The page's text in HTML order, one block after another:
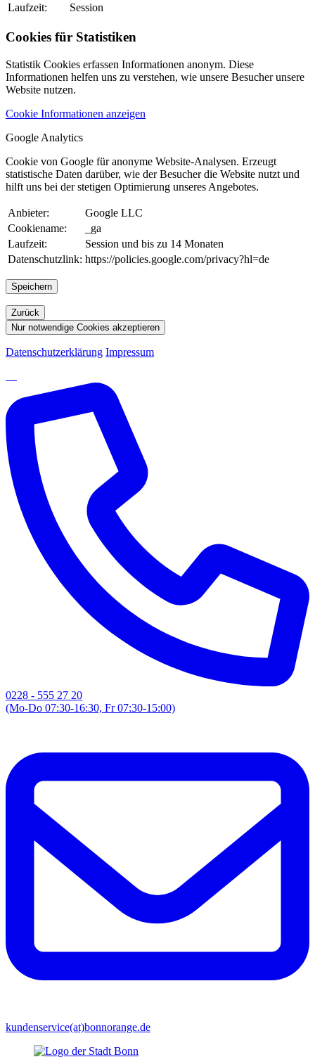
Laufzeit:
Session
Cookies für Statistiken
Statistik Cookies erfassen Informationen anonym. Diese
Informationen helfen uns zu verstehen, wie unsere Besucher unsere
Website nutzen.
Cookie Informationen anzeigen
Google Analytics
Cookie von Google für anonyme Website-Analysen. Erzeugt
statistische Daten darüber, wie der Besucher die Website nutzt und
hilft uns bei der stetigen Optimierung unseres Angebotes.
Anbieter:
Google LLC
Cookiename:
_ga
Laufzeit:
Session und bis zu 14 Monaten
Datenschutzlink: https://policies.google.com/privacy?hl=de
Speichern
Zurück
Nur notwendige Cookies akzeptieren
Datenschutzerklärung Impressum
0228 - 555 27 20
(Mo-Do 07:30-16:30, Fr 07:30-15:00)
kundenservice(at)bonnorange.de